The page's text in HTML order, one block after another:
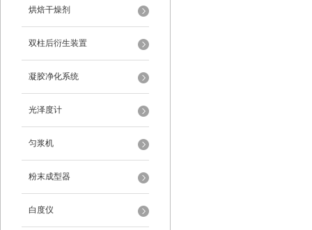
烘焙干燥剂
双柱后衍生装置
凝胶净化系统
光泽度计
匀浆机
粉末成型器
白度仪